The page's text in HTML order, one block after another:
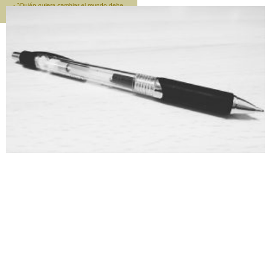
- "Quién quiera cambiar el mundo debe